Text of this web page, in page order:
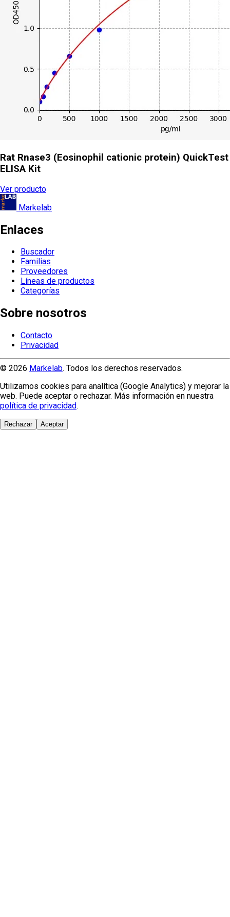
Rat Rnase3 (Eosinophil cationic protein) QuickTest
ELISA Kit
Ver producto
Markelab
Enlaces
Buscador
Familias
Proveedores
Líneas de productos
Categorías
Sobre nosotros
Contacto
Privacidad
© 2026 Markelab. Todos los derechos reservados.
Utilizamos cookies para analítica (Google Analytics) y mejorar la
web. Puede aceptar o rechazar. Más información en nuestra
política de privacidad.
Rechazar Aceptar